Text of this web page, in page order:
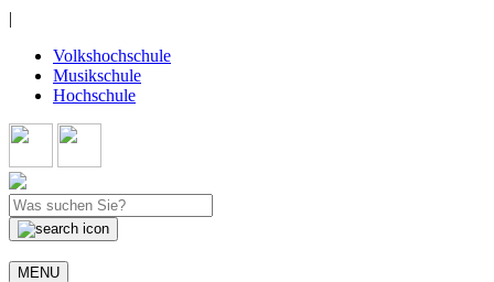
|
Volkshochschule
Musikschule
Hochschule
MENU